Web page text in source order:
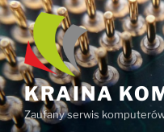
Przejdź
do
treści
KRAINA
Zaufany serwis